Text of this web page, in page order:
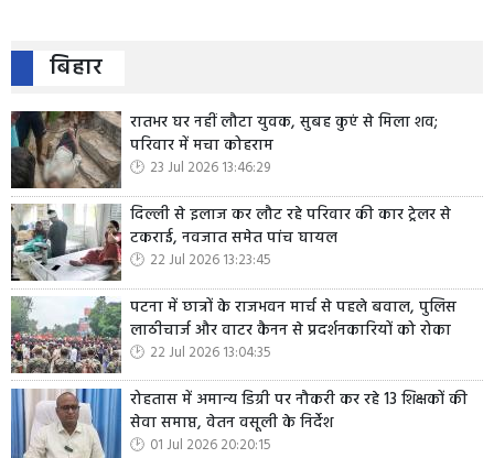
बिहार
रातभर घर नहीं लौटा युवक, सुबह कुएं से मिला शव;
परिवार में मचा कोहराम
23 Jul 2026 13:46:29
दिल्ली से इलाज कर लौट रहे परिवार की कार ट्रेलर से
टकराई, नवजात समेत पांच घायल
22 Jul 2026 13:23:45
पटना में छात्रों के राजभवन मार्च से पहले बवाल, पुलिस
लाठीचार्ज और वाटर कैनन से प्रदर्शनकारियों को रोका
22 Jul 2026 13:04:35
रोहतास में अमान्य डिग्री पर नौकरी कर रहे 13 शिक्षकों की
सेवा समाप्त, वेतन वसूली के निर्देश
01 Jul 2026 20:20:15